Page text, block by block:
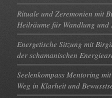
Rituale und Zeremonien mit
Heilräume für Wandlung und
Energetische Sitzung mit
der schamanischen
Seelenkompass Mentoring
Weg in Klarheit und